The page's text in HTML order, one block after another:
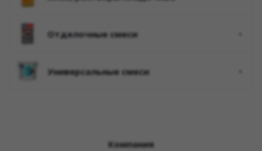
отделочные смеси
универсальные смеси
Компания